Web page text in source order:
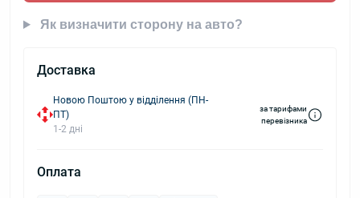
Як визначити сторону на авто?
Доставка
Новою Поштою у відділення (ПН-
ПТ)
1-2 дні
за тарифами
перевізника
Оплата